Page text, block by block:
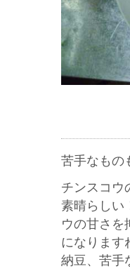
苦手なもの
チンスコウ
素晴らしい
ウの甘さを
になります
納豆、苦手